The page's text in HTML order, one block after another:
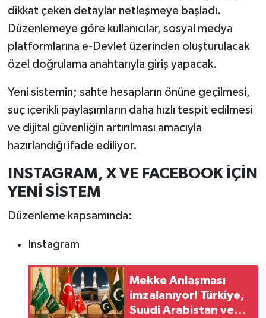
dikkat çeken detaylar netleşmeye başladı.
Düzenlemeye göre kullanıcılar, sosyal medya
platformlarına e-Devlet üzerinden oluşturulacak
özel doğrulama anahtarıyla giriş yapacak.
Yeni sistemin; sahte hesapların önüne geçilmesi,
suç içerikli paylaşımların daha hızlı tespit edilmesi
ve dijital güvenliğin artırılması amacıyla
hazırlandığı ifade ediliyor.
INSTAGRAM, X VE FACEBOOK İÇİN
YENİ SİSTEM
Düzenleme kapsamında:
Instagram
Mekke Anlaşması
imzalanıyor! Türkiye,
Suudi Arabistan ve